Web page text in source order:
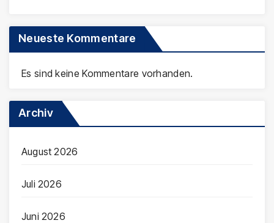
Neueste Kommentare
Es sind keine Kommentare vorhanden.
Archiv
August 2026
Juli 2026
Juni 2026